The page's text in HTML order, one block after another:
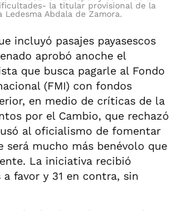
la titular provisional de la
Ledesma Abdala de Zamora.
incluyó pasajes payasescos
aprobó anoche el
que busca pagarle al Fondo
(FMI) con fondos
en medio de críticas de la
por el Cambio, que rechazó
al oficialismo de fomentar
será mucho más benévolo que
La iniciativa recibió
a favor y 31 en contra, sin